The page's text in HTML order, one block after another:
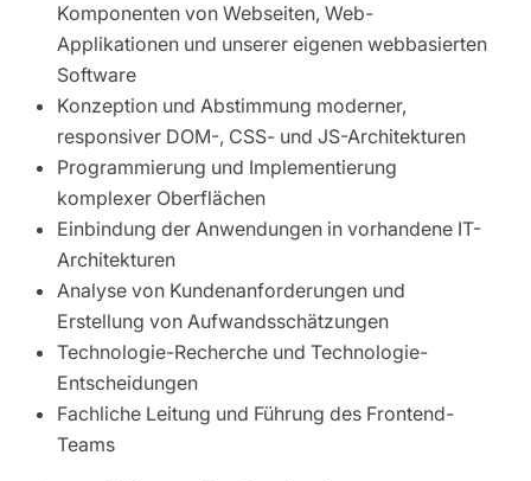
Komponenten von Webseiten, Web-
Applikationen und unserer eigenen webbasierten
Software
Konzeption und Abstimmung moderner,
responsiver DOM-, CSS- und JS-Architekturen
Programmierung und Implementierung
komplexer Oberflächen
Einbindung der Anwendungen in vorhandene IT-
Architekturen
Analyse von Kundenanforderungen und
Erstellung von Aufwandsschätzungen
Technologie-Recherche und Technologie-
Entscheidungen
Fachliche Leitung und Führung des Frontend-
Teams